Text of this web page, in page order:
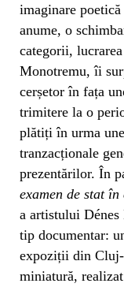
imaginare
anume, o
categorii, lucrarea
Monotremu, îi
cerșetor în fața
trimitere la o
plătiți în urma
tranzacționale
prezentărilor. În
examen de stat
a artistului
tip documentar:
expoziții din
miniatură,